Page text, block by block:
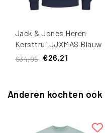
Jack & Jones Heren
Kersttrui JJXMAS Blauw
€34,95 €26,21
Anderen kochten ook